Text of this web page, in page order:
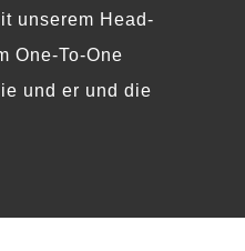
unserem Head-
One-To-One
und er und die